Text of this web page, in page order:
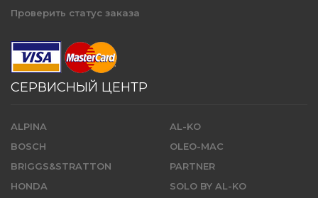
Проверить статус заказа
СЕРВИСНЫЙ ЦЕНТР
ALPINA
BOSCH
BRIGGS&STRATTON
HONDA
AL-KO
OLEO-MAC
PARTNER
SOLO BY AL-KO